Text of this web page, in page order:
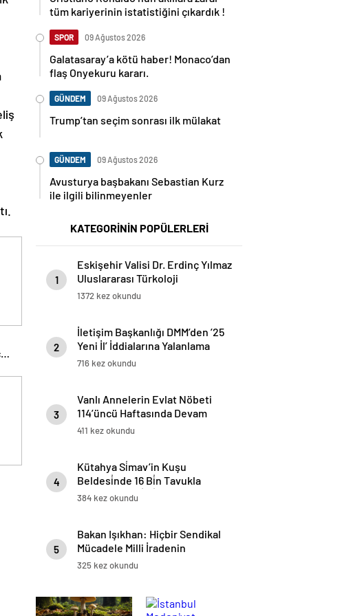
tüm kariyerinin istatistiğini çıkardık !
SPOR 09 Ağustos 2026
Galatasaray’a kötü haber! Monaco’dan
flaş Onyekuru kararı.
GÜNDEM 09 Ağustos 2026
Trump’tan seçim sonrası ilk mülakat
GÜNDEM 09 Ağustos 2026
Avusturya başbakanı Sebastian Kurz
ile ilgili bilinmeyenler
KATEGORİNİN POPÜLERLERİ
1
Eskişehir Valisi Dr. Erdinç Yılmaz
Uluslararası Türkoloji
Öğrencileriyle Bir Araya Geldi
1372 kez okundu
2
İletişim Başkanlığı DMM’den ’25
Yeni İl’ İddialarına Yalanlama
716 kez okundu
3
Vanlı Annelerin Evlat Nöbeti
114’üncü Haftasında Devam
Ediyor
411 kez okundu
4
Kütahya Si̇mav’in Kuşu
Beldesi̇nde 16 Bi̇n Tavukla
Yumurta Üreti̇mi̇ Başladı
384 kez okundu
5
Bakan Işıkhan: Hiçbir Sendikal
Mücadele Milli İradenin
Karşısında Konumlanamaz
325 kez okundu